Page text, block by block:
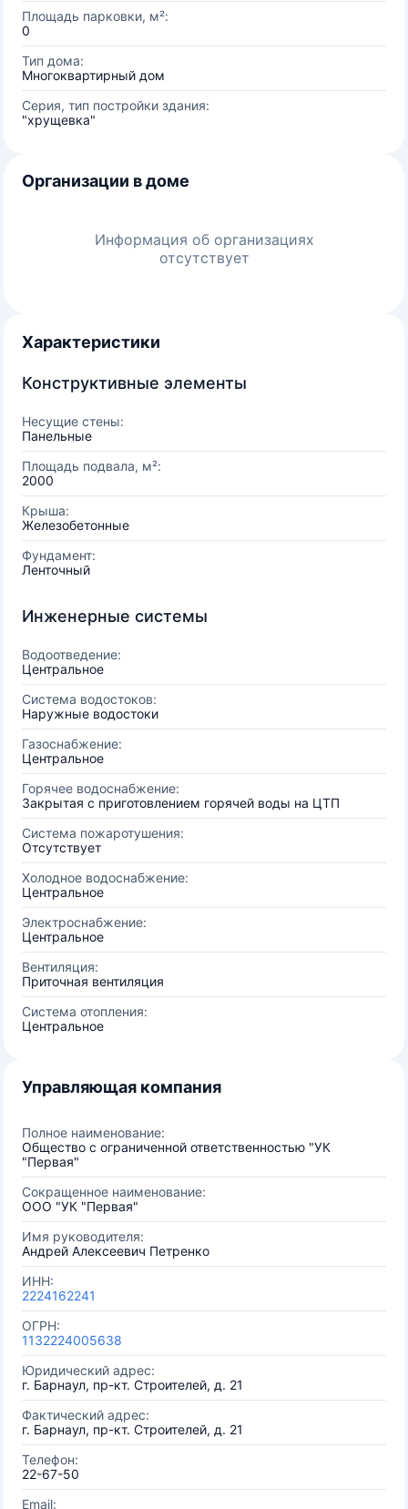
Площадь парковки, м²:
0
Тип дома:
Многоквартирный дом
Серия, тип постройки здания:
"хрущевка"
Организации в доме
Информация об организациях
отсутствует
Характеристики
Конструктивные элементы
Несущие стены:
Панельные
Площадь подвала, м²:
2000
Крыша:
Железобетонные
Фундамент:
Ленточный
Инженерные системы
Водоотведение:
Центральное
Система водостоков:
Наружные водостоки
Газоснабжение:
Центральное
Горячее водоснабжение:
Закрытая с приготовлением горячей воды на ЦТП
Система пожаротушения:
Отсутствует
Холодное водоснабжение:
Центральное
Электроснабжение:
Центральное
Вентиляция:
Приточная вентиляция
Система отопления:
Центральное
Управляющая компания
Полное наименование:
Общество с ограниченной ответственностью "УК
"Первая"
Сокращенное наименование:
ООО "УК "Первая"
Имя руководителя:
Андрей Алексеевич Петренко
ИНН:
2224162241
ОГРН:
1132224005638
Юридический адрес:
г. Барнаул, пр-кт. Строителей, д. 21
Фактический адрес:
г. Барнаул, пр-кт. Строителей, д. 21
Телефон:
22-67-50
Email: